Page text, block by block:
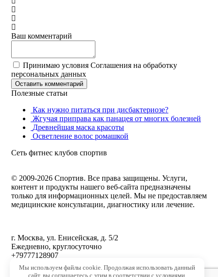
Ваш комментарий
Принимаю условия Соглашения на обработку
персональных данных
Оставить комментарий
Полезные статьи
Как нужно питаться при дисбактериозе?
Жгучая приправа как панацея от многих болезней
Древнейшая маска красоты
Осветление волос ромашкой
Сеть фитнес клубов спортив
© 2009-2026 Спортив. Все права защищены. Услуги,
контент и продукты нашего веб-сайта предназначены
только для информационных целей. Мы не предоставляем
медицинские консультации, диагностику или лечение.
г. Москва, ул. Енисейская, д. 5/2
Ежедневно, круглосуточно
+79777128907
Фитнес центр, групповые программы, тренажерный зал
Мы используем файлы cookie. Продолжая использовать данный
сайт, вы соглашаетесь с этим в соответствии с условиями,